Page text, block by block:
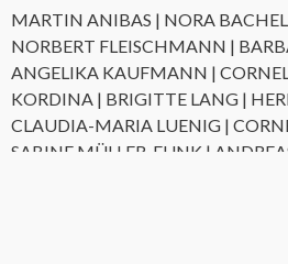
MARTIN ANIBAS | NORA
NORBERT FLEISCHMANN |
ANGELIKA KAUFMANN |
KORDINA | BRIGITTE LANG |
CLAUDIA-MARIA LUENIG |
SABINE MÜLLER-FUNK |